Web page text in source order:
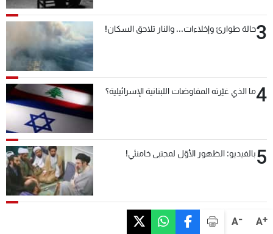
A+
A-
3حالة طوارئ وإخلاءات... والنار تلاحق السكان!
4ما الذي غيّرته المفاوضات اللبنانية الإسرائيلية؟
5بالفيديو: الظهور الأوّل لمجتبى خامنئي!